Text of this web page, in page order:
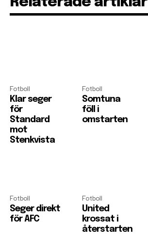
Fotboll
Klar seger
för
Standard
mot
Stenkvista
Fotboll
Somtuna
föll i
omstarten
Fotboll
Seger direkt
för AFC
Fotboll
United
krossat i
återstarten